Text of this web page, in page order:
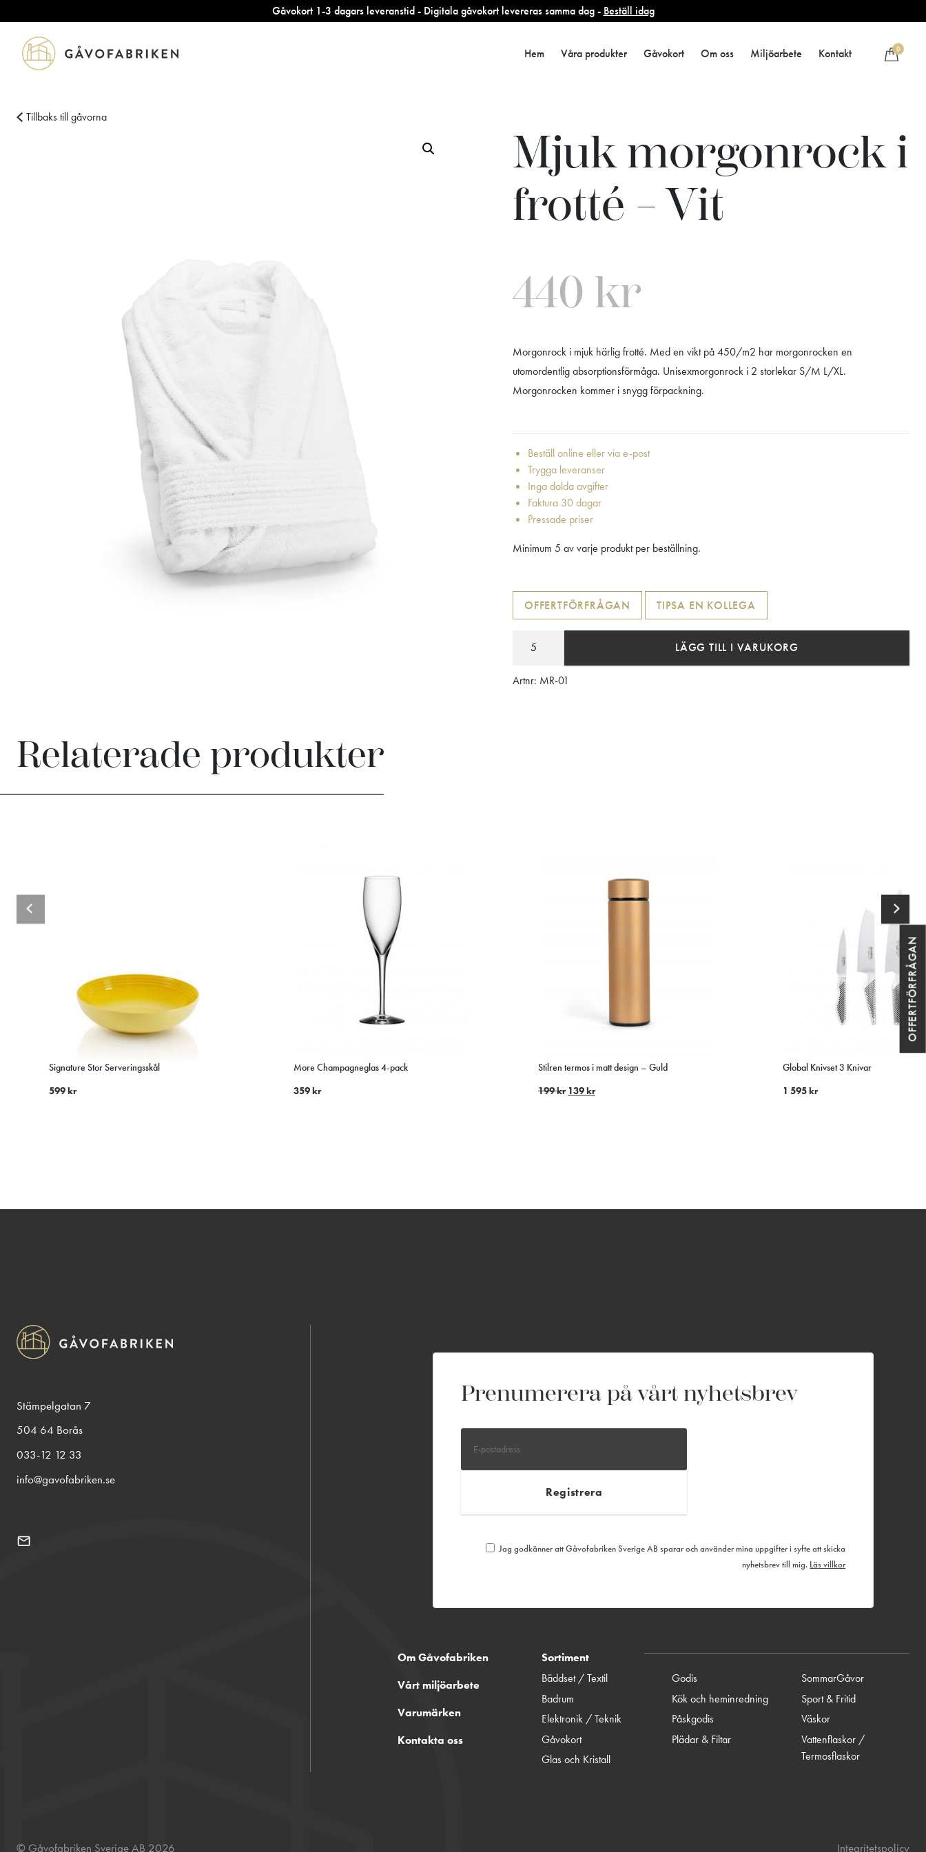
Gåvokort 1-3 dagars leveranstid - Digitala gåvokort levereras samma dag - Beställ idag
Hem Våra produkter Gåvokort Om oss Miljöarbete Kontakt 0
Tillbaks till gåvorna
Mjuk morgonrock i
frotté – Vit
440 kr
Morgonrock i mjuk härlig frotté. Med en vikt på 450/m2 har morgonrocken en
utomordentlig absorptionsförmåga. Unisexmorgonrock i 2 storlekar S/M L/XL.
Morgonrocken kommer i snygg förpackning.
Beställ online eller via e-post
Trygga leveranser
Inga dolda avgifter
Faktura 30 dagar
Pressade priser
Minimum 5 av varje produkt per beställning.
OFFERTFÖRFRÅGAN TIPSA EN KOLLEGA
LÄGG TILL I VARUKORG
Artnr: MR-01
Relaterade produkter
Signature Stor Serveringsskål
599kr
More Champagneglas 4-pack
359kr
Stilren termos i matt design – Guld
199kr 139kr
Global Knivset 3 Knivar
1 595kr
Stämpelgatan 7
504 64 Borås
033-12 12 33
info@gavofabriken.se
Prenumerera på vårt nyhetsbrev
Jag godkänner att Gåvofabriken Sverige AB sparar och använder mina uppgifter i syfte att skicka
nyhetsbrev till mig. Läs villkor
Om Gåvofabriken
Vårt miljöarbete
Varumärken
Kontakta oss
Sortiment
Bäddset / Textil
Badrum
Elektronik / Teknik
Gåvokort
Glas och Kristall
Godis
Kök och heminredning
Påskgodis
Plädar & Filtar
SommarGåvor
Sport & Fritid
Väskor
Vattenflaskor /
Termosflaskor
© Gåvofabriken Sverige AB 2026 Integritetspolicy
OFFERTFÖRFRÅGAN